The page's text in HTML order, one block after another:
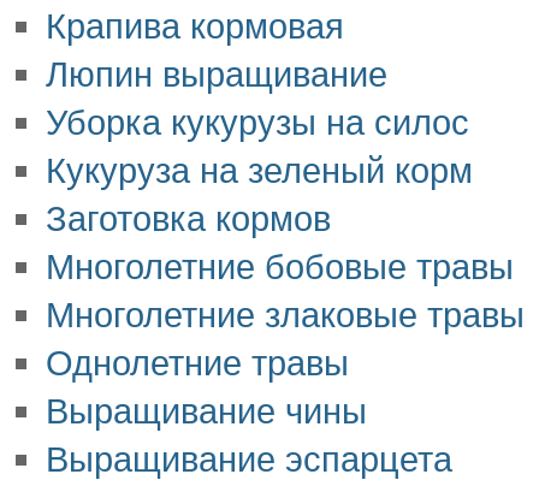
Крапива кормовая
Люпин выращивание
Уборка кукурузы на силос
Кукуруза на зеленый корм
Заготовка кормов
Многолетние бобовые травы
Многолетние злаковые травы
Однолетние травы
Выращивание чины
Выращивание эспарцета